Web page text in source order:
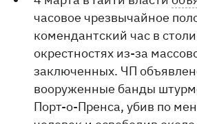
часовое чрезвычайное
комендантский час в
окрестностях из-за
заключенных. ЧП
вооруженные банды
Порт-о-Пренса, убив по